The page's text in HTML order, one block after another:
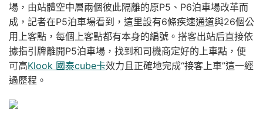
場，由站體空中層兩個彼此隔離的原P5、P6泊車場改革而
成，記者在P5泊車場看到，這里設有6條疾速通道與26個公
用上客點，每個上客點都有本身的編號。搭客出站后直接依
據指引牌離開P5泊車場，找到和司機商定好的上車點，便
可高Klook 國泰cube卡效力且正確地完成“接客上車”這一經
過歷程。